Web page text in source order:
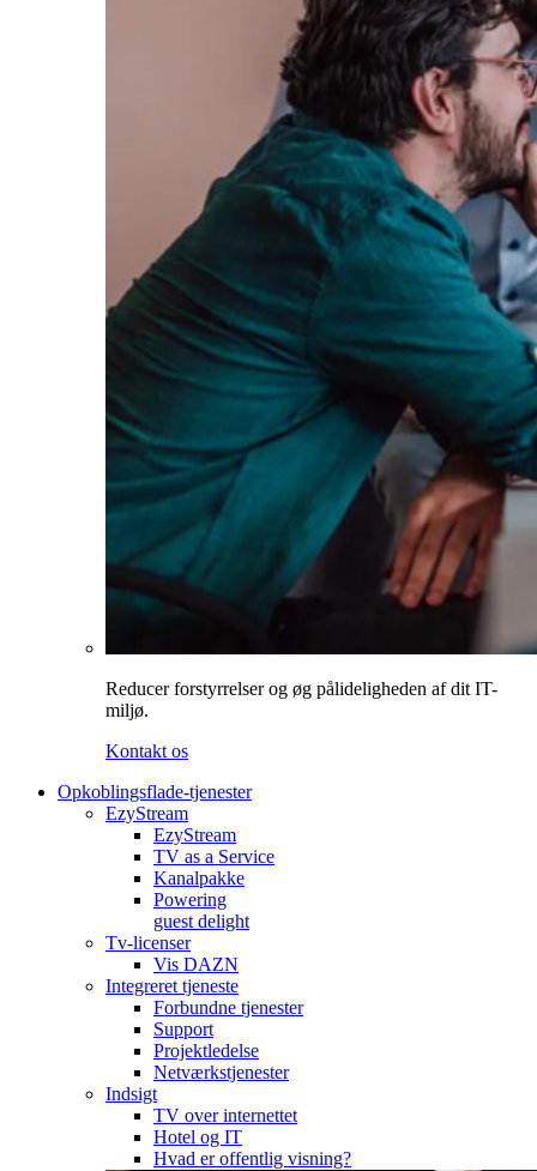
Reducer forstyrrelser og øg pålideligheden af dit IT-
miljø.
Kontakt os
Opkoblingsflade-tjenester
EzyStream
EzyStream
TV as a Service
Kanalpakke
Powering
guest delight
Tv-licenser
Vis DAZN
Integreret tjeneste
Forbundne tjenester
Support
Projektledelse
Netværkstjenester
Indsigt
TV over internettet
Hotel og IT
Hvad er offentlig visning?